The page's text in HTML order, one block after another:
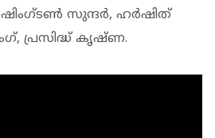
സുന്ദർ, ഹർഷിത്
പ്രസിദ്ധ് കൃഷ്ണ.